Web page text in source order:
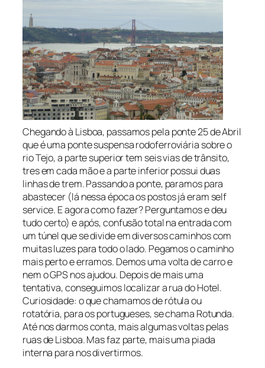
Chegando à Lisboa, passamos pela ponte 25 de Abril
que é uma ponte suspensa rodoferroviária sobre o
rio Tejo, a parte superior tem seis vias de trânsito,
tres em cada mão e a parte inferior possui duas
linhas de trem. Passando a ponte, paramos para
abastecer (lá nessa época os postos já eram self
service. E agora como fazer? Perguntamos e deu
tudo certo) e após, confusão total na entrada com
um túnel que se divide em diversos caminhos com
muitas luzes para todo o lado. Pegamos o caminho
mais perto e erramos. Demos uma volta de carro e
nem o GPS nos ajudou. Depois de mais uma
tentativa, conseguimos localizar a rua do Hotel.
Curiosidade: o que chamamos de rótula ou
rotatória, para os portugueses, se chama Rotunda.
Até nos darmos conta, mais algumas voltas pelas
ruas de Lisboa. Mas faz parte, mais uma piada
interna para nos divertirmos.